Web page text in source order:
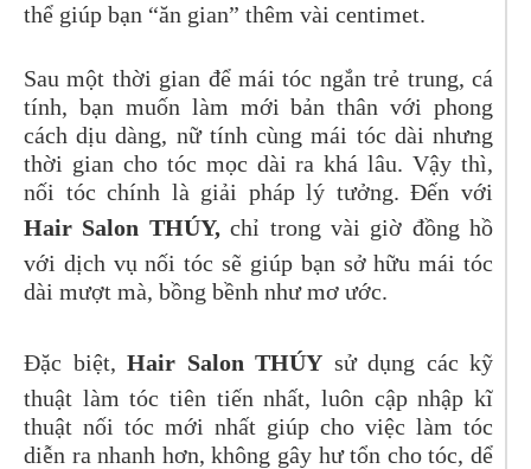
thể giúp bạn “ăn gian” thêm vài centimet.
Sau một thời gian để mái tóc ngắn trẻ trung, cá
tính, bạn muốn làm mới bản thân với phong
cách dịu dàng, nữ tính cùng mái tóc dài nhưng
thời gian cho tóc mọc dài ra khá lâu. Vậy thì,
nối tóc chính là giải pháp lý tưởng. Đến với
Hair Salon THÚY,chỉ trong vài giờ đồng hồ
với dịch vụ nối tóc sẽ giúp bạn sở hữu mái tóc
dài mượt mà, bồng bềnh như mơ ước.
Đặc biệt, Hair Salon THÚY sử dụng các kỹ
thuật làm tóc tiên tiến nhất, luôn cập nhập kĩ
thuật nối tóc mới nhất giúp cho việc làm tóc
diễn ra nhanh hơn, không gây hư tổn cho tóc, dể